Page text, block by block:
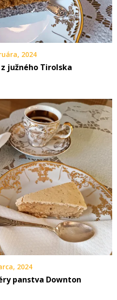
2024
južného Tirolska
2024
panstva Downton